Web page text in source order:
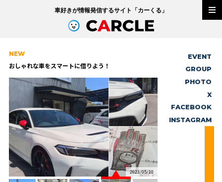
車好きが情報発信するサイト「カーくる 」
NEW
おしゃれな車をスマートに借りよう！
おしゃれな車をスマートに借りよう！…もっとみる
スパイスレンタカー
2023/05/10
EVENT
GROUP
PHOTO
X
FACEBOOK
INSTAGRAM